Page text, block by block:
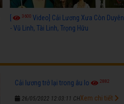
3600 Video] Cải Lương Xưa Còn Duyên
- Vũ Linh, Tài Linh, Trọng Hữu
Cải lương trở lại trong âu lo 2882
26/05/2022 12:03:11 CHXem chi tiết